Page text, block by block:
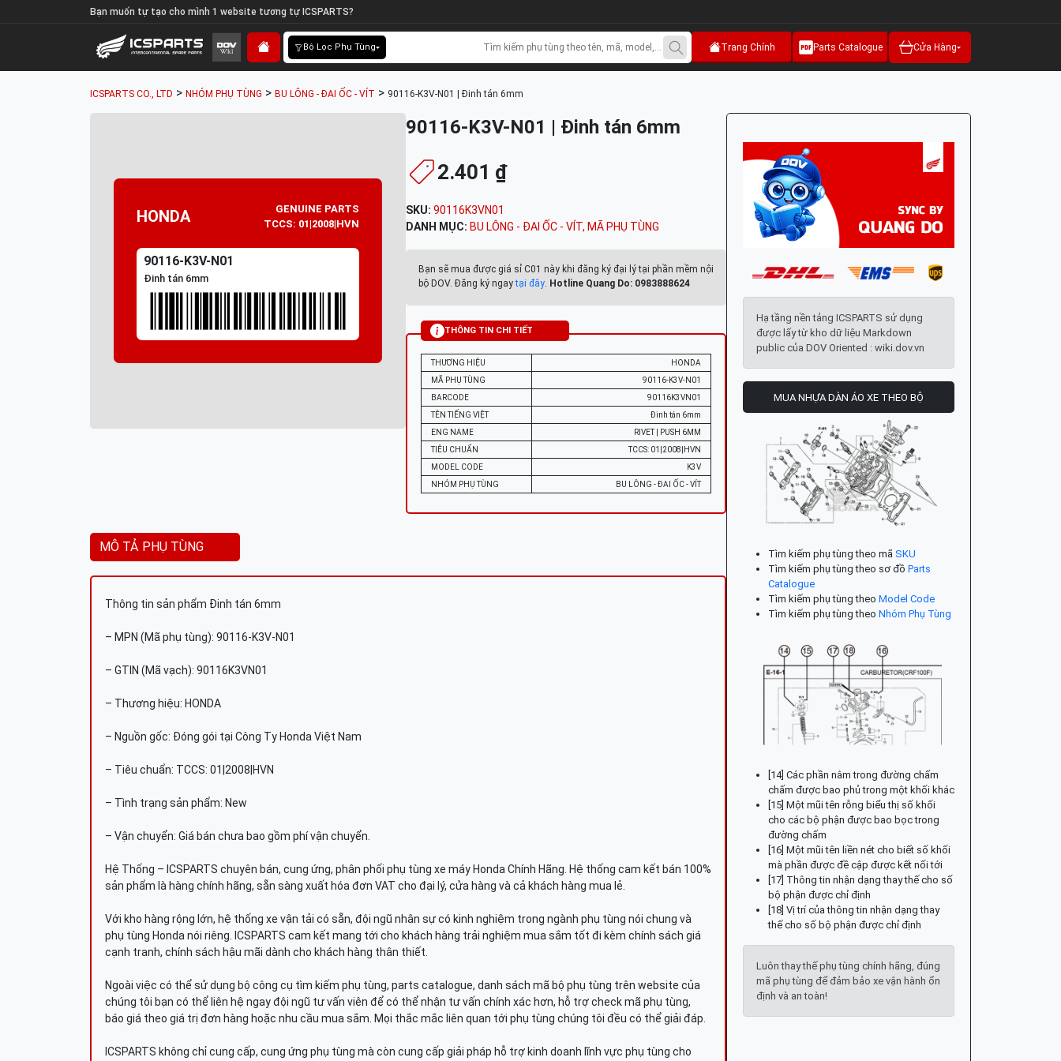
Bạn muốn tự tạo cho mình 1 website tương tự ICSPARTS?
Bộ Lọc Phụ Tùng Trang Chính Parts Catalogue Cửa Hàng
ICSPARTS CO., LTD > NHÓM PHỤ TÙNG > BU LÔNG - ĐAI ỐC - VÍT > 90116-K3V-N01 | Đinh tán 6mm
HONDA
GENUINE PARTS
TCCS: 01|2008|HVN
90116-K3V-N01
Đinh tán 6mm
90116-K3V-N01 | Đinh tán 6mm
2.401 ₫
SKU: 90116K3VN01
DANH MỤC: BU LÔNG - ĐAI ỐC - VÍT, MÃ PHỤ TÙNG
Bạn sẽ mua được giá sỉ C01 này khi đăng ký đại lý tại phần mềm nội
bộ DOV. Đăng ký ngaytại đây. Hotline Quang Do: 0983888624
THÔNG TIN CHI TIẾT
THƯƠNG HIỆU
HONDA
MÃ PHỤ TÙNG
90116-K3V-N01
BARCODE
90116K3VN01
TÊN TIẾNG VIỆT
Đinh tán 6mm
ENG NAME
RIVET | PUSH 6MM
TIÊU CHUẨN
TCCS: 01|2008|HVN
MODEL CODE
K3V
NHÓM PHỤ TÙNG
BU LÔNG - ĐAI ỐC - VÍT
MÔ TẢ PHỤ TÙNG
Thông tin sản phẩm Đinh tán 6mm
– MPN (Mã phụ tùng): 90116-K3V-N01
– GTIN (Mã vạch): 90116K3VN01
– Thương hiệu: HONDA
– Nguồn gốc: Đóng gói tại Công Ty Honda Việt Nam
– Tiêu chuẩn: TCCS: 01|2008|HVN
– Tình trạng sản phẩm: New
– Vận chuyển: Giá bán chưa bao gồm phí vận chuyển.
Hệ Thống – ICSPARTS chuyên bán, cung ứng, phân phối phụ tùng xe máy Honda Chính Hãng. Hệ thống cam kết bán 100%
sản phẩm là hàng chính hãng, sẵn sàng xuất hóa đơn VAT cho đại lý, cửa hàng và cả khách hàng mua lẻ.
Với kho hàng rộng lớn, hệ thống xe vận tải có sẵn, đội ngũ nhân sự có kinh nghiệm trong ngành phụ tùng nói chung và
phụ tùng Honda nói riêng. ICSPARTS cam kết mang tới cho khách hàng trải nghiệm mua sắm tốt đi kèm chính sách giá
cạnh tranh, chính sách hậu mãi dành cho khách hàng thân thiết.
Ngoài việc có thể sử dụng bộ công cụ tìm kiếm phụ tùng, parts catalogue, danh sách mã bộ phụ tùng trên website của
chúng tôi bạn có thể liên hệ ngay đội ngũ tư vấn viên để có thể nhận tư vấn chính xác hơn, hỗ trợ check mã phụ tùng,
báo giá theo giá trị đơn hàng hoặc nhu cầu mua sắm. Mọi thắc mắc liên quan tới phụ tùng chúng tôi đều có thể giải đáp.
ICSPARTS không chỉ cung cấp, cung ứng phụ tùng mà còn cung cấp giải pháp hỗ trợ kinh doanh lĩnh vực phụ tùng cho
Hạ tầng nền tảng ICSPARTS sử dụng
được lấy từ kho dữ liệu Markdown
public của DOV Oriented : wiki.dov.vn
MUA NHỰA DÀN ÁO XE THEO BỘ
Tìm kiếm phụ tùng theo mã SKU
Tìm kiếm phụ tùng theo sơ đồ Parts
Catalogue
Tìm kiếm phụ tùng theo Model Code
Tìm kiếm phụ tùng theo Nhóm Phụ Tùng
[14] Các phần nằm trong đường chấm
chấm được bao phủ trong một khối khác
[15] Một mũi tên rỗng biểu thị số khối
cho các bộ phận được bao bọc trong
đường chấm
[16] Một mũi tên liền nét cho biết số khối
mà phần được đề cập được kết nối tới
[17] Thông tin nhận dạng thay thế cho số
bộ phận được chỉ định
[18] Vị trí của thông tin nhận dạng thay
thế cho số bộ phận được chỉ định
Luôn thay thế phụ tùng chính hãng, đúng
mã phụ tùng để đảm bảo xe vận hành ổn
định và an toàn!